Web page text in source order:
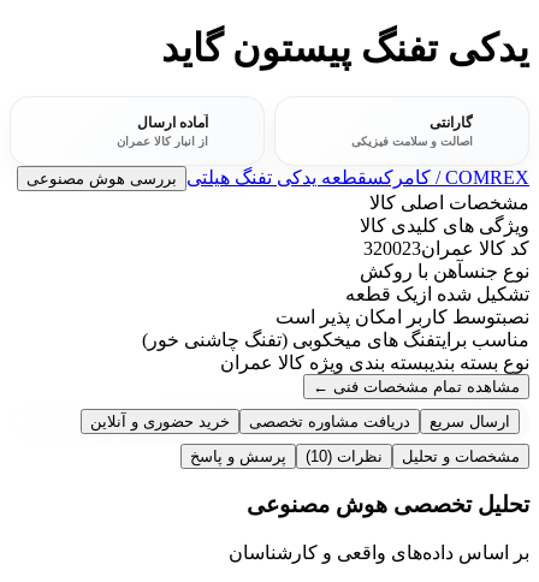
یدکی تفنگ پیستون گاید
گارانتی
اصالت و سلامت فیزیکی
آماده ارسال
از انبار کالا عمران
COMREX / کامرکس قطعه یدکی تفنگ هیلتی بررسی هوش مصنوعی
مشخصات اصلی کالا
ویژگی های کلیدی کالا
کد کالا عمران320023
نوع جنسآهن با روکش
تشکیل شده از یک قطعه
نصبتوسط کاربر امکان پذیر است
مناسب برایتفنگ های میخکوبی (تفنگ چاشنی خور)
نوع بسته بندیبسته بندی ویژه کالا عمران
مشاهده تمام مشخصات فنی ←
ارسال سریع
دریافت مشاوره تخصصی
خرید حضوری و آنلاین
مشخصات و تحلیل
نظرات (10) پرسش و پاسخ
تحلیل تخصصی هوش مصنوعی
بر اساس داده‌های واقعی و کارشناسان